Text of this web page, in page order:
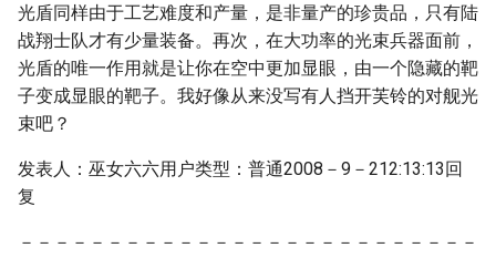
光盾同样由于工艺难度和产量，是非量产的珍贵品，只有陆
战翔士队才有少量装备。再次，在大功率的光束兵器面前，
光盾的唯一作用就是让你在空中更加显眼，由一个隐藏的靶
子变成显眼的靶子。我好像从来没写有人挡开芙铃的对舰光
束吧？
发表人：巫女六六用户类型：普通2008－9－212:13:13回
复
－－－－－－－－－－－－－－－－－－－－－－－－－－